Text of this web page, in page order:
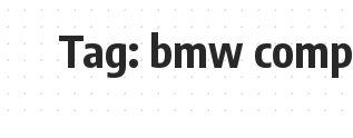
Tag:bmw